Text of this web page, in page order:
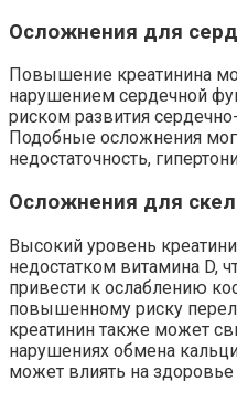
Осложнения для
Повышение креатинина
нарушением сердечной
риском развития
Подобные осложнения
недостаточность,
Осложнения для
Высокий уровень
недостатком витамина D,
привести к ослаблению
повышенному риску
креатинин также может
нарушениях обмена
может влиять на здоровье